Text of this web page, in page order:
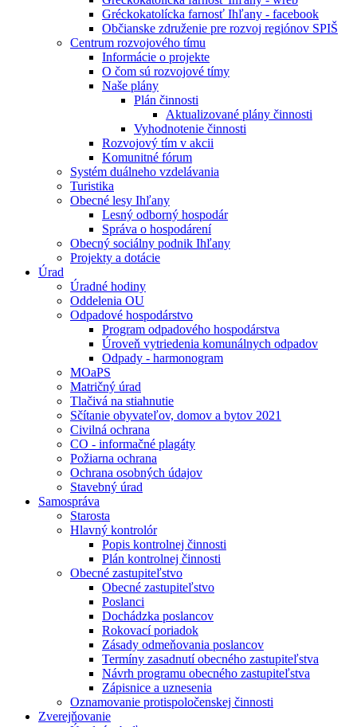
Gréckokatolícka farnosť Ihľany - facebook
Občianske združenie pre rozvoj regiónov SPIŠ
Centrum rozvojového tímu
Informácie o projekte
O čom sú rozvojové tímy
Naše plány
Plán činnosti
Aktualizované plány činnosti
Vyhodnotenie činnosti
Rozvojový tím v akcii
Komunitné fórum
Systém duálneho vzdelávania
Turistika
Obecné lesy Ihľany
Lesný odborný hospodár
Správa o hospodárení
Obecný sociálny podnik Ihľany
Projekty a dotácie
Úrad
Úradné hodiny
Oddelenia OU
Odpadové hospodárstvo
Program odpadového hospodárstva
Úroveň vytriedenia komunálnych odpadov
Odpady - harmonogram
MOaPS
Matričný úrad
Tlačivá na stiahnutie
Sčítanie obyvateľov, domov a bytov 2021
Civilná ochrana
CO - informačné plagáty
Požiarna ochrana
Ochrana osobných údajov
Stavebný úrad
Samospráva
Starosta
Hlavný kontrolór
Popis kontrolnej činnosti
Plán kontrolnej činnosti
Obecné zastupiteľstvo
Obecné zastupiteľstvo
Poslanci
Dochádzka poslancov
Rokovací poriadok
Zásady odmeňovania poslancov
Termíny zasadnutí obecného zastupiteľstva
Návrh programu obecného zastupiteľstva
Zápisnice a uznesenia
Oznamovanie protispoločenskej činnosti
Zverejňovanie